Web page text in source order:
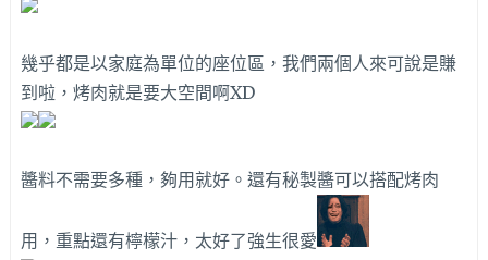
幾乎都是以家庭為單位的座位區，我們兩個人來可說是賺
到啦，烤肉就是要大空間啊XD
醬料不需要多種，夠用就好。還有秘製醬可以搭配烤肉
用，重點還有檸檬汁，太好了強生很愛